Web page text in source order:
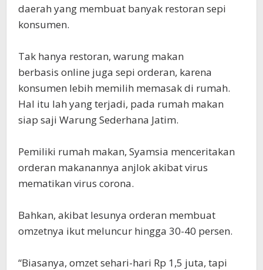
daerah yang membuat banyak restoran sepi
konsumen.
Tak hanya restoran, warung makan
berbasis online juga sepi orderan, karena
konsumen lebih memilih memasak di rumah.
Hal itu lah yang terjadi, pada rumah makan
siap saji Warung Sederhana Jatim.
Pemiliki rumah makan, Syamsia menceritakan
orderan makanannya anjlok akibat virus
mematikan virus corona.
Bahkan, akibat lesunya orderan membuat
omzetnya ikut meluncur hingga 30-40 persen.
“Biasanya, omzet sehari-hari Rp 1,5 juta, tapi